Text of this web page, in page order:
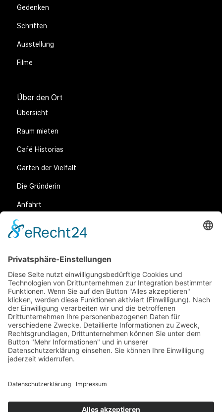
Gedenken
Schriften
Ausstellung
Filme
Über den Ort
Übersicht
Raum mieten
Café Historias
Garten der Vielfalt
Die Gründerin
Anfahrt
Rechtliches
Allgemeine Geschäftsbedingungen (AGB)
Datenschutz
Impressum